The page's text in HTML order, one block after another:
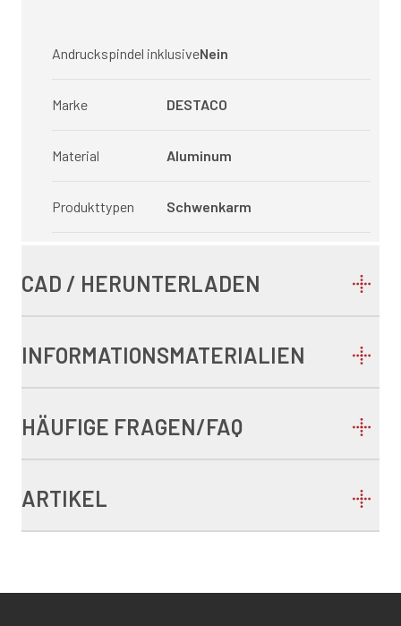
Andruckspindel inklusiveNein
Marke DESTACO
Material Aluminum
Produkttypen Schwenkarm
CAD / HERUNTERLADEN
INFORMATIONSMATERIALIEN
HÄUFIGE FRAGEN/FAQ
ARTIKEL